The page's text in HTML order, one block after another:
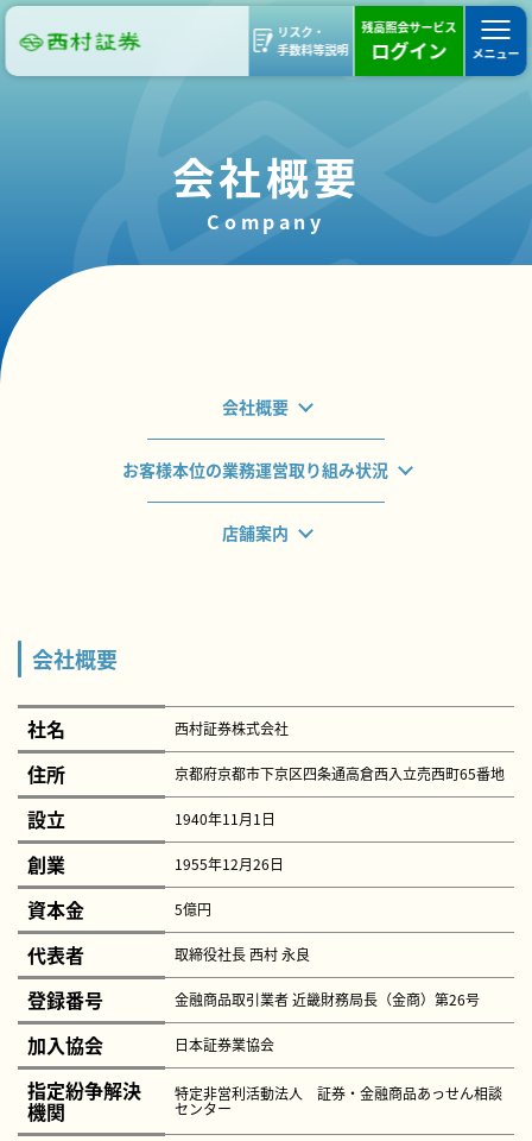
リスク・
手数料等説明
残高照会サービス
ログイン メニュー
会社概要
Company
会社概要
お客様本位の業務運営取り組み状況
店舗案内
会社概要
社名 西村証券株式会社
住所 京都府京都市下京区四条通高倉西入立売西町65番地
設立 1940年11月1日
創業 1955年12月26日
資本金 5億円
代表者 取締役社長 西村 永良
登録番号 金融商品取引業者 近畿財務局長（金商）第26号
加入協会 日本証券業協会
指定紛争解決
機関
特定非営利活動法人 証券・金融商品あっせん相談
センター